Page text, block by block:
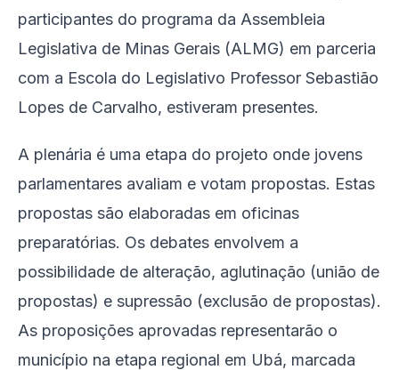
participantes do programa da Assembleia
Legislativa de Minas Gerais (ALMG) em parceria
com a Escola do Legislativo Professor Sebastião
Lopes de Carvalho, estiveram presentes.
A plenária é uma etapa do projeto onde jovens
parlamentares avaliam e votam propostas. Estas
propostas são elaboradas em oficinas
preparatórias. Os debates envolvem a
possibilidade de alteração, aglutinação (união de
propostas) e supressão (exclusão de propostas).
As proposições aprovadas representarão o
município na etapa regional em Ubá, marcada